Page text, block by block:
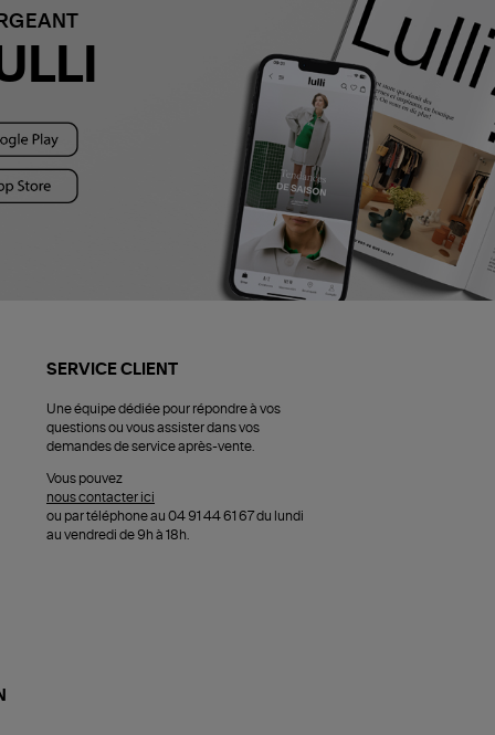
SERVICE CLIENT
Une équipe dédiée pour répondre à vos
questions ou vous assister dans vos
demandes de service après-vente.
Vous pouvez
nous contacter ici
ou par téléphone au 04 91 44 61 67 du lundi
au vendredi de 9h à 18h.